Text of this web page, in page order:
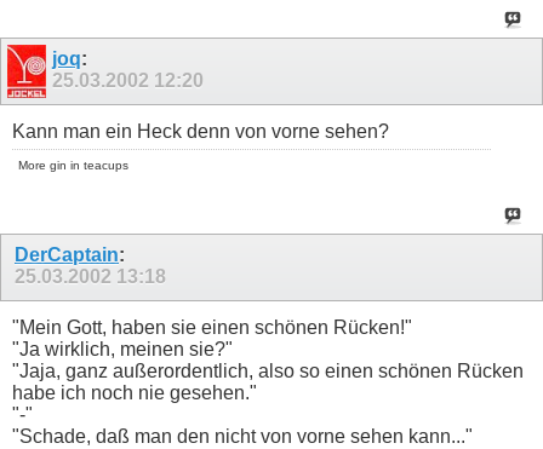
joq:
25.03.2002 12:20
Kann man ein Heck denn von vorne sehen?
More gin in teacups
DerCaptain:
25.03.2002 13:18
"Mein Gott, haben sie einen schönen Rücken!"
"Ja wirklich, meinen sie?"
"Jaja, ganz außerordentlich, also so einen schönen Rücken
habe ich noch nie gesehen."
"-"
"Schade, daß man den nicht von vorne sehen kann..."